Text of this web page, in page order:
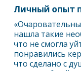
Личный опыт
нашла такие
что не смогла
понравились
что сделано с